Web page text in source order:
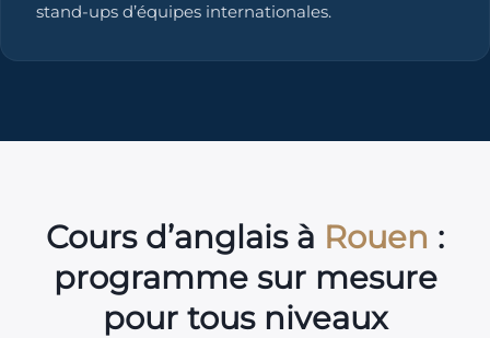
stand-ups d’équipes internationales.
Cours d’anglais à Rouen :
programme sur mesure
pour tous niveaux